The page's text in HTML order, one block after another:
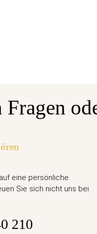
- Ariane 6
Fragen
eine persönliche
Sie sich nicht uns bei
210